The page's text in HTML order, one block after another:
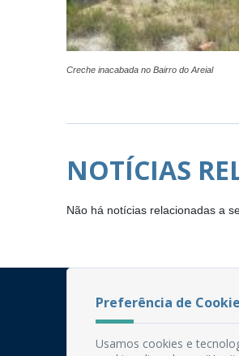
Creche inacabada no Bairro do Areial
NOTÍCIAS
Não há notícias relacionadas a
Preferência de
Usamos cookies e